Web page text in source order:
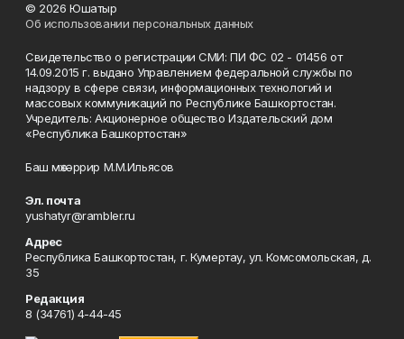
© 2026 Юшатыр
Об использовании персональных данных
Свидетельство о регистрации СМИ: ПИ ФС 02 - 01456 от
14.09.2015 г. выдано Управлением федеральной службы по
надзору в сфере связи, информационных технологий и
массовых коммуникаций по Республике Башкортостан.
Учредитель: Акционерное общество Издательский дом
«Республика Башкортостан»
Баш мөхәррир М.М.Ильясов
Эл. почта
yushatyr@rambler.ru
Адрес
Республика Башкортостан, г. Кумертау, ул. Комсомольская, д.
35
Редакция
8 (34761) 4-44-45